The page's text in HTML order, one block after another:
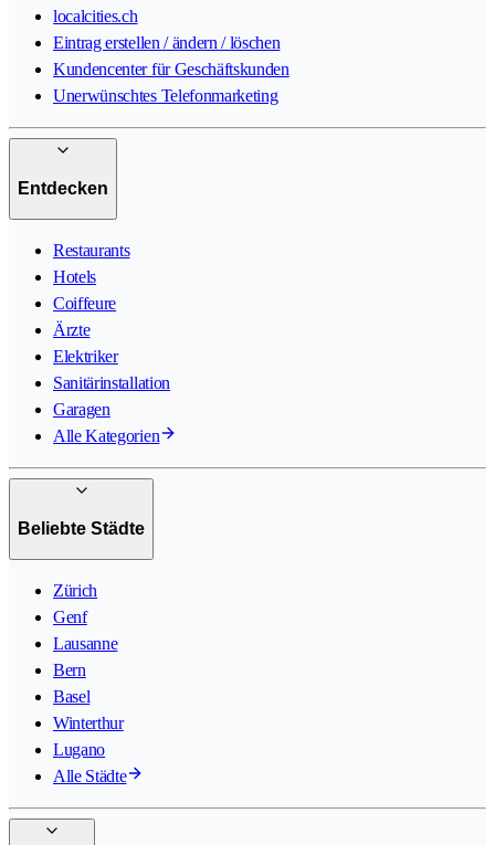
localcities.ch
Eintrag erstellen / ändern / löschen
Kundencenter für Geschäftskunden
Unerwünschtes Telefonmarketing
Entdecken
Restaurants
Hotels
Coiffeure
Ärzte
Elektriker
Sanitärinstallation
Garagen
Alle Kategorien
Beliebte Städte
Zürich
Genf
Lausanne
Bern
Basel
Winterthur
Lugano
Alle Städte